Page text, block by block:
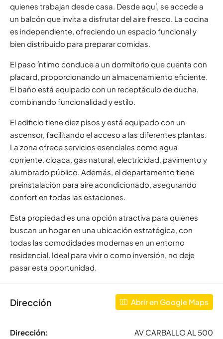
quienes trabajan desde casa. Desde aquí, se accede a
un balcón que invita a disfrutar del aire fresco. La cocina
es independiente, ofreciendo un espacio funcional y
bien distribuido para preparar comidas.
El paso íntimo conduce a un dormitorio que cuenta con
placard, proporcionando un almacenamiento eficiente.
El baño está equipado con un receptáculo de ducha,
combinando funcionalidad y estilo.
El edificio tiene diez pisos y está equipado con un
ascensor, facilitando el acceso a las diferentes plantas.
La zona ofrece servicios esenciales como agua
corriente, cloaca, gas natural, electricidad, pavimento y
alumbrado público. Además, el departamento tiene
preinstalación para aire acondicionado, asegurando
confort en todas las estaciones.
Esta propiedad es una opción atractiva para quienes
buscan un hogar en una ubicación estratégica, con
todas las comodidades modernas en un entorno
residencial. Ideal para vivir o como inversión, no deje
pasar esta oportunidad.
Dirección Abrir en Google Maps
Dirección: AV CARBALLO AL 500